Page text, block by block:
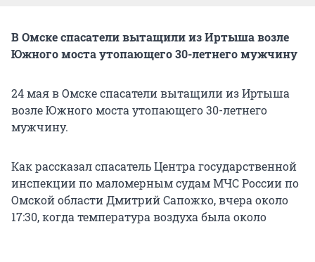
В Омске спасатели вытащили из Иртыша возле
Южного моста утопающего 30-летнего мужчину
24 мая в Омске спасатели вытащили из Иртыша
возле Южного моста утопающего 30-летнего
мужчину.
Как рассказал спасатель Центра государственной
инспекции по маломерным судам МЧС России по
Омской области Дмитрий Сапожко, вчера около
17:30, когда температура воздуха была около